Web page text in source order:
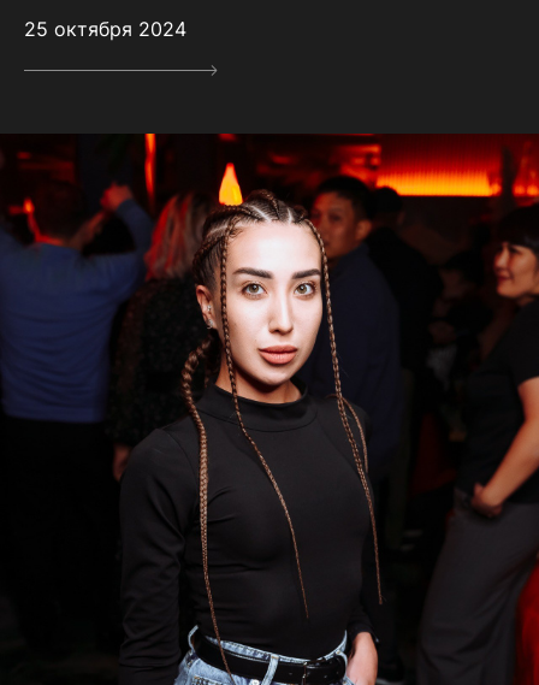
25 октября 2024